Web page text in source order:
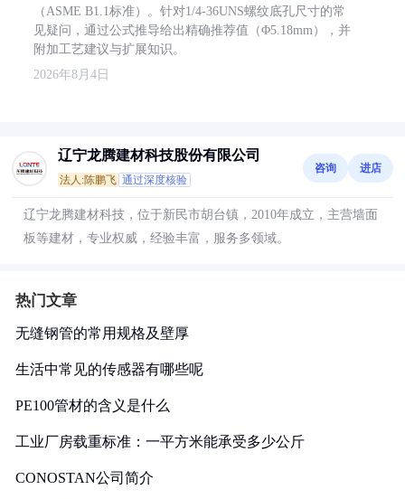
（ASME B1.1标准）。针对1/4-36UNS螺纹底孔尺寸的常
见疑问，通过公式推导给出精确推荐值（Φ5.18mm），并
附加工艺建议与扩展知识。
2026年8月4日
辽宁龙腾建材科技股份有限公司
法人:陈鹏飞 通过深度核验
咨询 进店
辽宁龙腾建材科技，位于新民市胡台镇，2010年成立，主营墙面
板等建材，专业权威，经验丰富，服务多领域。
热门文章
无缝钢管的常用规格及壁厚
生活中常见的传感器有哪些呢
PE100管材的含义是什么
工业厂房载重标准：一平方米能承受多少公斤
CONOSTAN公司简介